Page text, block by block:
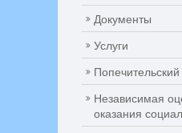
Документы
Услуги
Попечительский
Независимая
оказания